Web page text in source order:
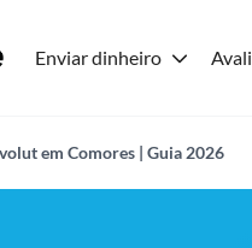
Enviar dinheiro
em Comores | Guia 2026